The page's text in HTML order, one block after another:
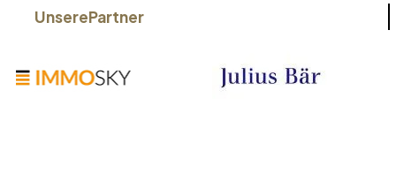
UnserePartner